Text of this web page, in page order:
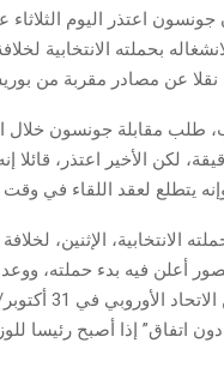
اعتذر اليوم الثلاثاء
بحملته الانتخابية
نقلا عن مصادر مقربة من
طلب مقابلة جونسون خلال
لكن الأخير اعتذر، قائلا
وإنه يتطلع لعقد اللقاء في
الانتخابية، الإثنين،
أعلن فيه بدء حملته، ووعد
بإخراج بريطانيا
اتفاق” إذا أصبح رئيسا